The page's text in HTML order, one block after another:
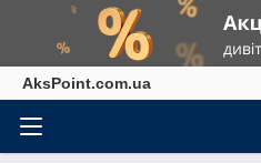
AksPoint.com.ua